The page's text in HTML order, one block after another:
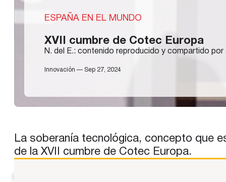
ESPAÑA EN EL MUNDO
XVII cumbre de Cotec Europa
N. del E.: contenido reproducido y compartido
Innovación — Sep 27, 2024
La soberanía tecnológica, concepto que
de la XVII cumbre de Cotec Europa.